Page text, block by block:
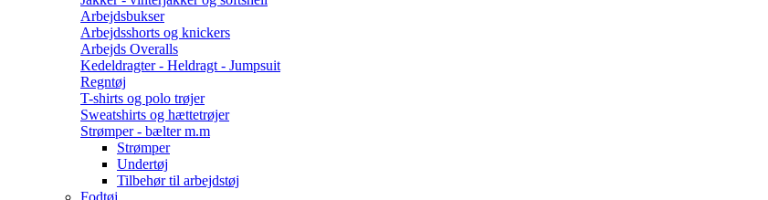
Arbejdsbukser
Arbejdsshorts og knickers
Arbejds Overalls
Kedeldragter - Heldragt - Jumpsuit
Regntøj
T-shirts og polo trøjer
Sweatshirts og hættetrøjer
Strømper - bælter m.m
Strømper
Undertøj
Tilbehør til arbejdstøj
Fodtøj